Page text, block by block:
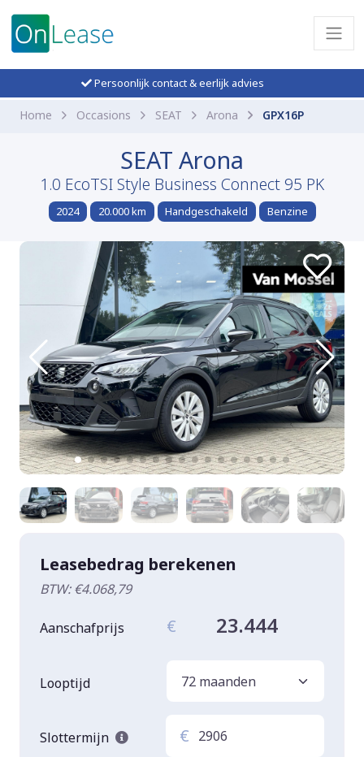
Persoonlijk contact & eerlijk advies
Home Occasions SEAT Arona GPX16P
SEAT Arona
1.0 EcoTSI Style Business Connect 95 PK
2024 20.000 km Handgeschakeld Benzine
Leasebedrag berekenen
BTW: €4.068,79
Aanschafprijs € 23.444
Looptijd
Slottermijn €